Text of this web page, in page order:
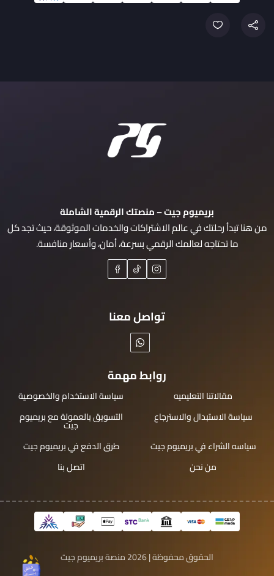
بريميوم جيت – منصتك الرقمية الشاملة
من هنا تبدأ رحلتك في عالم الاشتراكات والخدمات الموثوقة، حيث تجد كل
ما تحتاجه لعالمك الرقمي بسرعة، أمان، وأسعار منافسة.
تواصل معنا
روابط مهمة
مقالاتنا التعليميه
سياسة الاستخدام والخصوصية
سياسة الاستبدال والاسترجاع
التسويق بالعمولة مع بريميوم
جيت
سياسه الشراء في بريميوم جيت
طرق الدفع في بريميوم جيت
من نحن
اتصل بنا
الحقوق محفوظة | 2026 منصة بريميوم جيت